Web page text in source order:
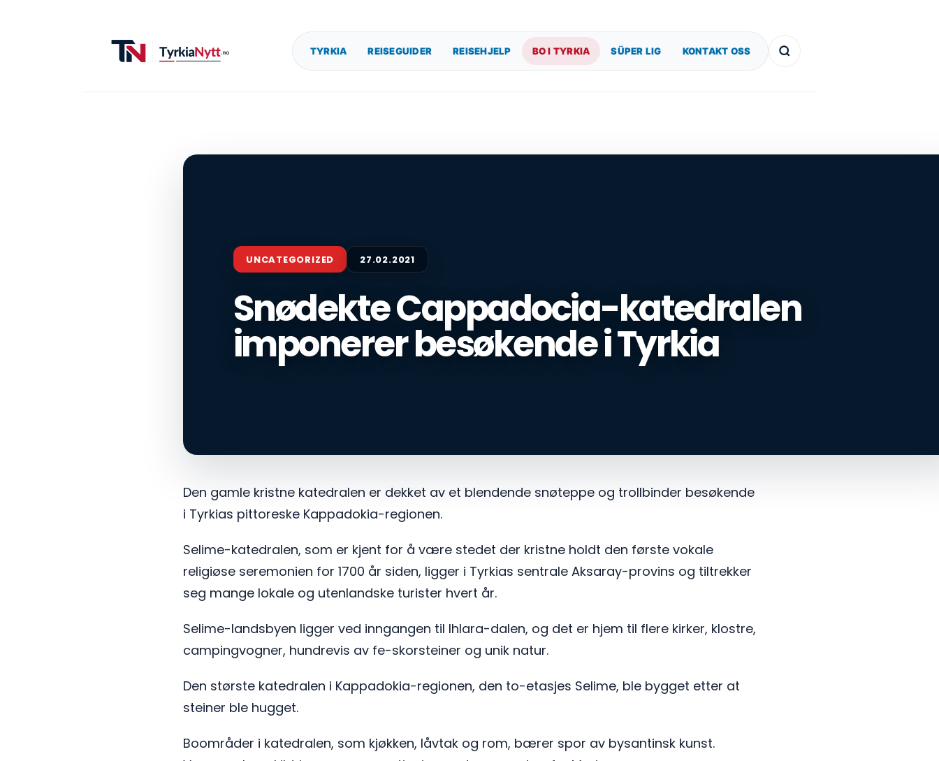
TYRKIA REISEGUIDER REISEHJELP BO I TYRKIA SÜPER LIG KONTAKT OSS
UNCATEGORIZED 27.02.2021
Snødekte Cappadocia-katedralen
imponerer besøkende i Tyrkia
Den gamle kristne katedralen er dekket av et blendende snøteppe og trollbinder besøkende
i Tyrkias pittoreske Kappadokia-regionen.
Selime-katedralen, som er kjent for å være stedet der kristne holdt den første vokale
religiøse seremonien for 1700 år siden, ligger i Tyrkias sentrale Aksaray-provins og tiltrekker
seg mange lokale og utenlandske turister hvert år.
Selime-landsbyen ligger ved inngangen til Ihlara-dalen, og det er hjem til flere kirker, klostre,
campingvogner, hundrevis av fe-skorsteiner og unik natur.
Den største katedralen i Kappadokia-regionen, den to-etasjes Selime, ble bygget etter at
steiner ble hugget.
Boområder i katedralen, som kjøkken, låvtak og rom, bærer spor av bysantinsk kunst.